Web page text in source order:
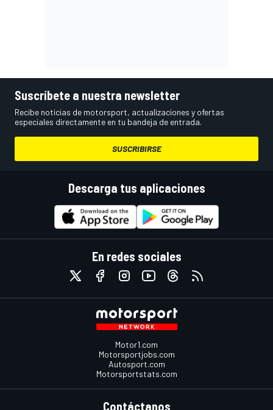
Suscríbete a nuestra newsletter
Recibe noticias de motorsport, actualizaciones y ofertas
especiales directamente en tu bandeja de entrada.
SUSCRIBIRSE
Descarga tus aplicaciones
En redes sociales
Motor1.com
Motorsportjobs.com
Autosport.com
Motorsportstats.com
Contáctanos